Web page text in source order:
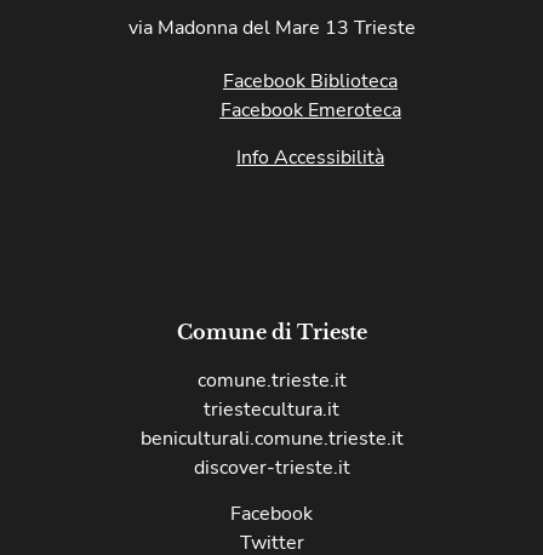
via Madonna del Mare 13 Trieste
Facebook Biblioteca
Facebook Emeroteca
Info Accessibilità
Comune di Trieste
comune.trieste.it
triestecultura.it
beniculturali.comune.trieste.it
discover-trieste.it
Facebook
Twitter